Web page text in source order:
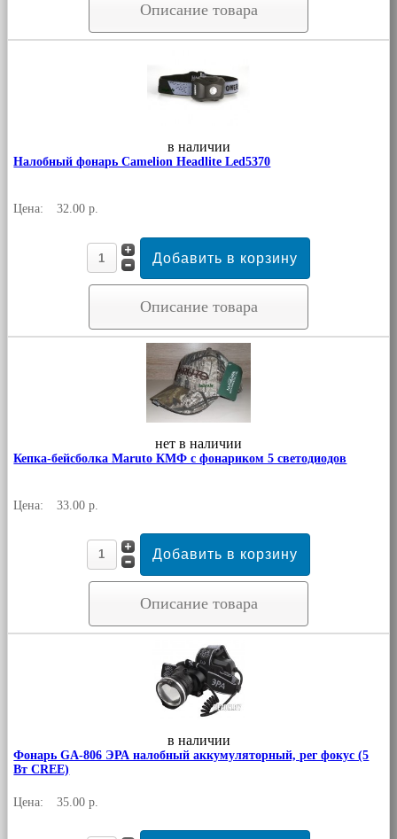
Описание товара
в наличии
Налобный фонарь Camelion Headlite Led5370
Цена: 32.00 р.
Описание товара
нет в наличии
Кепка-бейсболка Maruto КМФ с фонариком 5 светодиодов
Цена: 33.00 р.
Описание товара
в наличии
Фонарь GA-806 ЭРА налобный аккумуляторный, рег фокус (5
Вт CREE)
Цена: 35.00 р.